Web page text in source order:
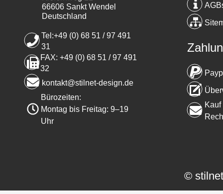
66606 Sankt Wendel
Deutschland
Tel:+49 (0) 68 51 / 97 491
31
FAX: +49 (0) 68 51 / 97 491
32
kontakt@stilnet-design.de
Bürozeiten:
Montag bis Freitag: 9–19
Uhr
Kauf
©